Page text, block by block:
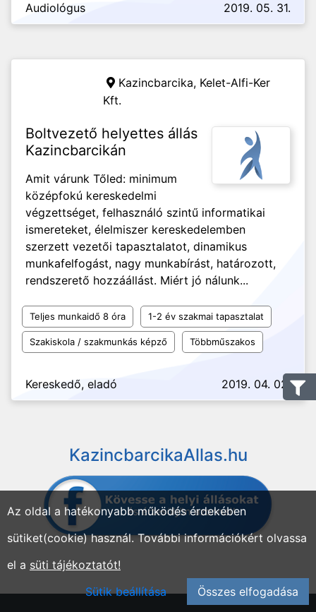
Audiológus 2019. 05. 31.
Kazincbarcika, Kelet-Alfi-Ker
Kft.
Boltvezető helyettes állás
Kazincbarcikán
Amit várunk Tőled: minimum
középfokú kereskedelmi
végzettséget, felhasználó szintű informatikai
ismereteket, élelmiszer kereskedelemben
szerzett vezetői tapasztalatot, dinamikus
munkafelfogást, nagy munkabírást, határozott,
rendszerető hozzáállást. Miért jó nálunk...
Teljes munkaidő 8 óra 1-2 év szakmai tapasztalat
Szakiskola / szakmunkás képző Többműszakos
Kereskedő, eladó 2019. 04. 02.
KazincbarcikaAllas.hu
Az oldal a hatékonyabb működés érdekében
sütiket(cookie) használ. További információkért olvassa
el a süti tájékoztatót!
Sütik beállítása
Összes elfogadása